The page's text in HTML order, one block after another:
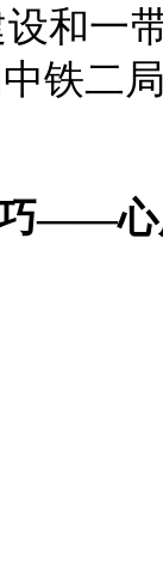
设和
铁二
——心